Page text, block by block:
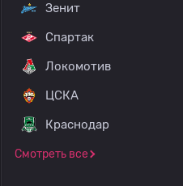
Зенит
Спартак
Локомотив
ЦСКА
Краснодар
Смотреть все